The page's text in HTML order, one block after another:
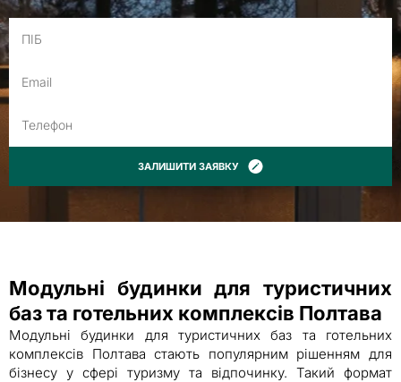
ЗАЛИШИТИ ЗАЯВКУ
Модульні будинки для туристичних
баз та готельних комплексів Полтава
Модульні будинки для туристичних баз та готельних
комплексів Полтава стають популярним рішенням для
бізнесу у сфері туризму та відпочинку. Такий формат